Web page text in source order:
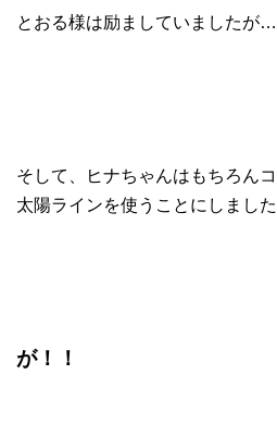
とおる様は励ましていましたが…
そして、ヒナちゃんはもちろん
太陽ラインを使うことにしました
が！！